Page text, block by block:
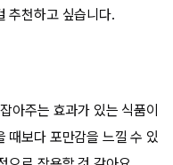
추천하고 싶습니다.
아주는 효과가 있는 식품이
때보다 포만감을 느낄 수 있